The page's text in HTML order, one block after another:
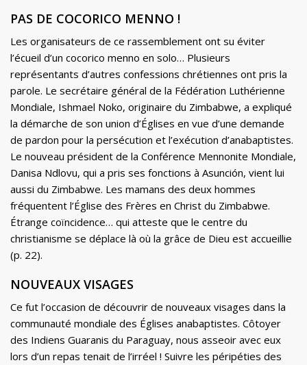
PAS DE COCORICO MENNO !
Les organisateurs de ce rassemblement ont su éviter
l’écueil d’un cocorico menno en solo… Plusieurs
représentants d’autres confessions chrétiennes ont pris la
parole. Le secrétaire général de la Fédération Luthérienne
Mondiale, Ishmael Noko, originaire du Zimbabwe, a expliqué
la démarche de son union d’Églises en vue d’une demande
de pardon pour la persécution et l’exécution d’anabaptistes.
Le nouveau président de la Conférence Mennonite Mondiale,
Danisa Ndlovu, qui a pris ses fonctions à Asunción, vient lui
aussi du Zimbabwe. Les mamans des deux hommes
fréquentent l’Église des Frères en Christ du Zimbabwe.
Étrange coïncidence… qui atteste que le centre du
christianisme se déplace là où la grâce de Dieu est accueillie
(p. 22).
NOUVEAUX VISAGES
Ce fut l’occasion de découvrir de nouveaux visages dans la
communauté mondiale des Églises anabaptistes. Côtoyer
des Indiens Guaranis du Paraguay, nous asseoir avec eux
lors d’un repas tenait de l’irréel ! Suivre les péripéties des